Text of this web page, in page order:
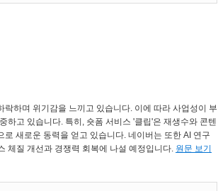
하며 위기감을 느끼고 있습니다. 이에 따라 사업성이 부
하고 있습니다. 특히, 숏폼 서비스 '클립'은 재생수와 콘텐
새로운 동력을 얻고 있습니다. 네이버는 또한 AI 연구
체질 개선과 경쟁력 회복에 나설 예정입니다. 원문 보기